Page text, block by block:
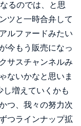
るのでは、と思
ツと一時合弁して
ルファードみたい
今もう販売になっ
サスチャンネルみ
ないかなと思いま
し増えていくかも
つ、我々の努力次
つラインナップ拡